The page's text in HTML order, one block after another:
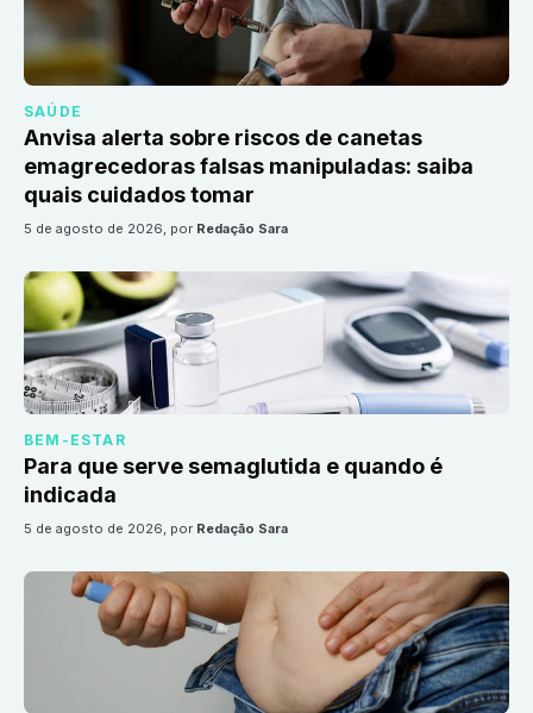
SAÚDE
Anvisa alerta sobre riscos de canetas
emagrecedoras falsas manipuladas: saiba
quais cuidados tomar
5 de agosto de 2026, por Redação Sara
BEM-ESTAR
Para que serve semaglutida e quando é
indicada
5 de agosto de 2026, por Redação Sara